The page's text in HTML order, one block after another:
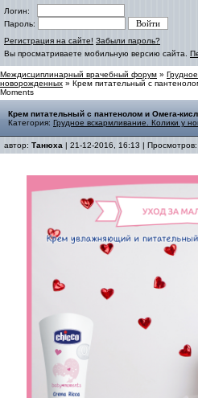
Логин:
Пароль:
Регистрация на сайте! Забыли пароль?
Вы просматриваете мобильную версию сайта.
Междисциплинарный врачебный форум »
новорожденных » Крем питательный с
Moments
Крем питательный с пантенолом и Омега-
Категория: Грудное вскармливание. Колики у
автор: Танюха | 21-12-2016, 16:13 |